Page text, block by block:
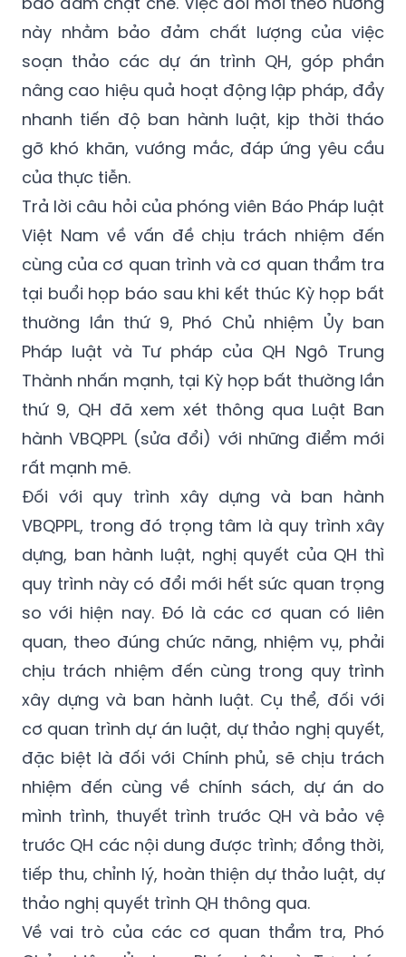
soạn thảo các dự án trình QH, góp phần
nâng cao hiệu quả hoạt động lập pháp, đẩy
nhanh tiến độ ban hành luật, kịp thời tháo
gỡ khó khăn, vướng mắc, đáp ứng yêu cầu
của thực tiễn.
Trả lời câu hỏi của phóng viên Báo Pháp luật
Việt Nam về vấn đề chịu trách nhiệm đến
cùng của cơ quan trình và cơ quan thẩm tra
tại buổi họp báo sau khi kết thúc Kỳ họp bất
thường lần thứ 9, Phó Chủ nhiệm Ủy ban
Pháp luật và Tư pháp của QH Ngô Trung
Thành nhấn mạnh, tại Kỳ họp bất thường lần
thứ 9, QH đã xem xét thông qua Luật Ban
hành VBQPPL (sửa đổi) với những điểm mới
rất mạnh mẽ.
Đối với quy trình xây dựng và ban hành
VBQPPL, trong đó trọng tâm là quy trình xây
dựng, ban hành luật, nghị quyết của QH thì
quy trình này có đổi mới hết sức quan trọng
so với hiện nay. Đó là các cơ quan có liên
quan, theo đúng chức năng, nhiệm vụ, phải
chịu trách nhiệm đến cùng trong quy trình
xây dựng và ban hành luật. Cụ thể, đối với
cơ quan trình dự án luật, dự thảo nghị quyết,
đặc biệt là đối với Chính phủ, sẽ chịu trách
nhiệm đến cùng về chính sách, dự án do
mình trình, thuyết trình trước QH và bảo vệ
trước QH các nội dung được trình; đồng thời,
tiếp thu, chỉnh lý, hoàn thiện dự thảo luật, dự
thảo nghị quyết trình QH thông qua.
Về vai trò của các cơ quan thẩm tra, Phó
Chủ nhiệm Ủy ban Pháp luật và Tư pháp
cũng nêu rõ, trước đây theo quy trình cũ,